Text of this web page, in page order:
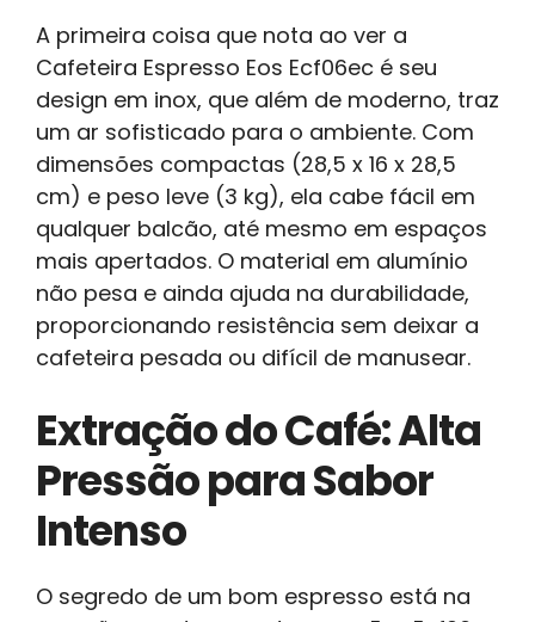
A primeira coisa que nota ao ver a
Cafeteira Espresso Eos Ecf06ec é seu
design em inox, que além de moderno, traz
um ar sofisticado para o ambiente. Com
dimensões compactas (28,5 x 16 x 28,5
cm) e peso leve (3 kg), ela cabe fácil em
qualquer balcão, até mesmo em espaços
mais apertados. O material em alumínio
não pesa e ainda ajuda na durabilidade,
proporcionando resistência sem deixar a
cafeteira pesada ou difícil de manusear.
Extração do Café: Alta
Pressão para Sabor
Intenso
O segredo de um bom espresso está na